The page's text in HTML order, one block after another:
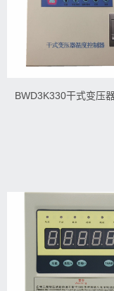
BWD3K330干式变压